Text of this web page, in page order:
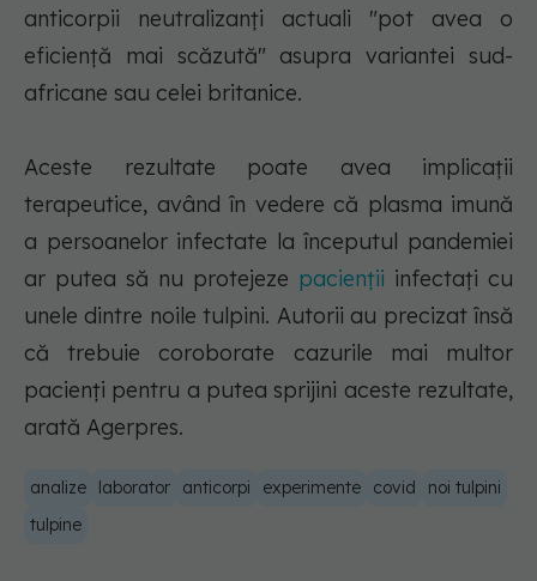
anticorpii neutralizanţi actuali "pot avea o
eficienţă mai scăzută" asupra variantei sud-
africane sau celei britanice.
Aceste rezultate poate avea implicaţii
terapeutice, având în vedere că plasma imună
a persoanelor infectate la începutul pandemiei
ar putea să nu protejeze pacienţii infectaţi cu
unele dintre noile tulpini. Autorii au precizat însă
că trebuie coroborate cazurile mai multor
pacienţi pentru a putea sprijini aceste rezultate,
arată Agerpres.
analize laborator anticorpi experimente covid
noi tulpini
tulpine